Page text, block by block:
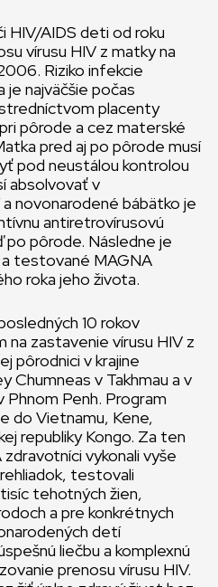
HIV/AIDS deti od roku
vírusu HIV z matky na
Riziko infekcie
je najväčšie počas
placenty
pôrode a cez materské
pred aj po pôrode musí
pod neustálou kontrolou
absolvovať v
novonarodené bábätko je
antiretrovírusovú
po pôrode. Následne je
testované MAGNA
roka jeho života.
10 rokov
na zastavenie vírusu HIV z
pôrodnici v krajine
Chumneas v Takhmau a v
Phnom Penh. Program
do Vietnamu, Kene,
republiky Kongo. Za ten
vykonali vyše
testovali
tehotných žien,
a pre konkrétnych
detí
liečbu a komplexnú
prenosu vírusu HIV.